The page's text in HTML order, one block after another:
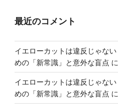
最近のコメント
イエローカットは違反じゃな
めの「新常識」と意外な盲点 に
イエローカットは違反じゃな
めの「新常識」と意外な盲点 に